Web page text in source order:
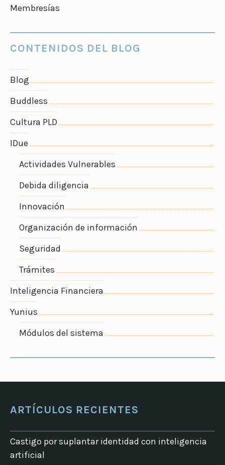
Membresías
CONTENIDOS DEL BLOG
Blog
Buddless
Cultura PLD
IDue
Actividades Vulnerables
Debida diligencia
Innovación
Organización de información
Seguridad
Trámites
Inteligencia Financiera
Yunius
Módulos del sistema
ARTÍCULOS RECIENTES
Castigo por suplantar identidad con inteligencia
artificial